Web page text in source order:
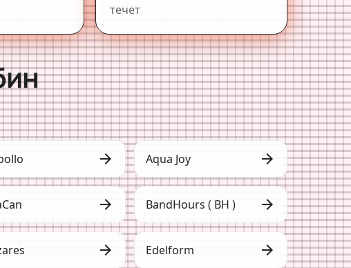
течет
arrow_forward Aqua Joy arrow_forward
arrow_forward BandHours ( BH ) arrow_forward
arrow_forward Edelform arrow_forward